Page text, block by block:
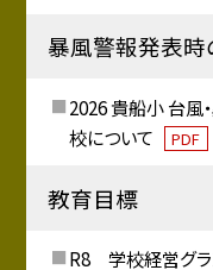
暴風警報発表時
2026 貴船小 台風
校について
PDF
教育目標
R8 学校経営グ